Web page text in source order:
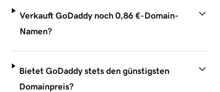
Verkauft GoDaddy noch 0,86 €-Domain-
Namen?
Bietet GoDaddy stets den günstigsten
Domainpreis?